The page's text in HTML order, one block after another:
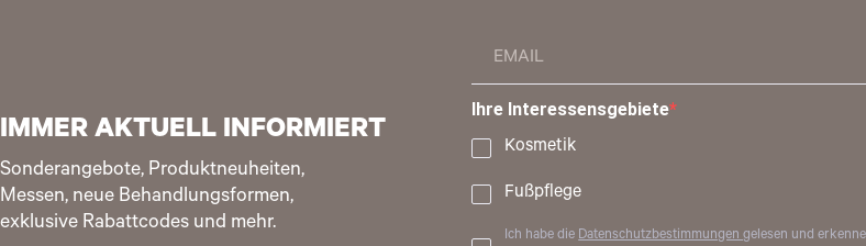
IMMER AKTUELL INFORMIERT
Sonderangebote, Produktneuheiten,
Messen, neue Behandlungsformen,
exklusive Rabattcodes und mehr.
Ihre Interessensgebiete
Kosmetik
Fußpflege
Ich habe dieDatenschutzbestimmungengelesen und